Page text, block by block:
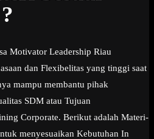
Motivator Leadership Riau
dan Flexibelitas yang tinggi saat
mampu membantu pihak
SDM atau Tujuan
Corporate. Berikut adalah Materi-
menyesuaikan Kebutuhan In